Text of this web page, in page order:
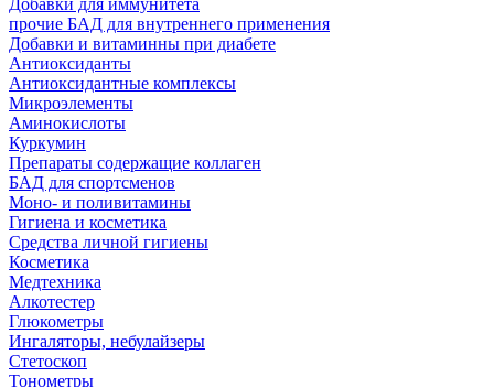
Добавки для иммунитета
прочие БАД для внутреннего применения
Добавки и витаминны при диабете
Антиоксиданты
Антиоксидантные комплексы
Микроэлементы
Аминокислоты
Куркумин
Препараты содержащие коллаген
БАД для спортсменов
Моно- и поливитамины
Гигиена и косметика
Средства личной гигиены
Косметика
Медтехника
Алкотестер
Глюкометры
Ингаляторы, небулайзеры
Стетоскоп
Тонометры